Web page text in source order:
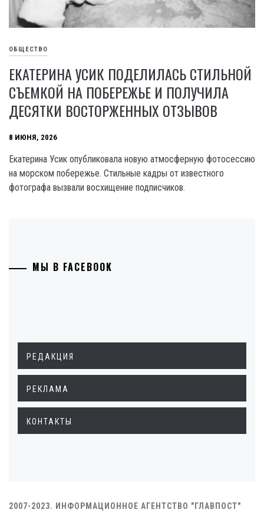
ОБЩЕСТВО
ЕКАТЕРИНА УСИК ПОДЕЛИЛАСЬ СТИЛЬНОЙ
СЪЕМКОЙ НА ПОБЕРЕЖЬЕ И ПОЛУЧИЛА
ДЕСЯТКИ ВОСТОРЖЕННЫХ ОТЗЫВОВ
8 ИЮНЯ, 2026
Екатерина Усик опубликовала новую атмосферную фотосессию
на морском побережье. Стильные кадры от известного
фотографа вызвали восхищение подписчиков.
МЫ В FACEBOOK
РЕДАКЦИЯ
РЕКЛАМА
КОНТАКТЫ
2007-2023. ИНФОРМАЦИОННОЕ АГЕНТСТВО "ГЛАВПОСТ"